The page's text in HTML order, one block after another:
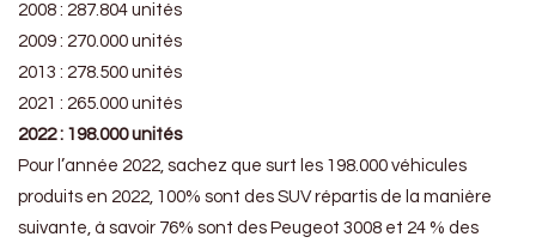
2008 : 287.804 unités
2009 : 270.000 unités
2013 : 278.500 unités
2021 : 265.000 unités
2022 : 198.000 unités
Pour l’année 2022, sachez que surt les 198.000 véhicules
produits en 2022, 100% sont des SUV répartis de la manière
suivante, à savoir 76% sont des Peugeot 3008 et 24 % des